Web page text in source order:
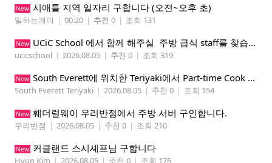
New 시애틀 지역 일자리 구합니다 (오전~오후 초)
일하는개미 | 00:20 | 추천 0 | 조회 131
New UCiC School 에서 함께 해주실 주방 급식 staff를 찾습니다.
ucicschool | 2026.08.05 | 추천 0 | 조회 319
New South Everett에 위치한 Teriyaki에서 Part-time Cook Helper 구합니다. Mon-Sat, 4:00 pm-8:30 pm
South Everett Teriyaki | 2026.08.05 | 추천 0 | 조회 154
New 훼더럴웨이 우리반점에서 주방 서버 구인합니다.
우리반점 | 2026.08.05 | 추천 0 | 조회 210
New 커클랜드 스시셰프님 구합니다
Hyun Kim | 2026.08.05 | 추천 0 | 조회 176